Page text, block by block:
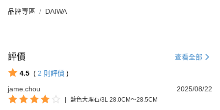
品牌專區 DAIWA
評價 查看全部
4.5 ( 2 則評價 )
jame.chou
2025/08/22
藍色大理石/3L 28.0CM～28.5CM